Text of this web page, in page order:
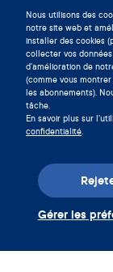
Nous utilisons des
notre site web et
installer des cookies
collecter vos
d'amélioration de
(comme vous
les abonnements).
tâche.
En savoir plus sur
confidentialité.
Gérer les
Vivez en
cycle en